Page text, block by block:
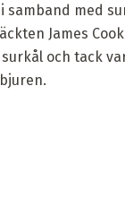
samband med
James
och tack